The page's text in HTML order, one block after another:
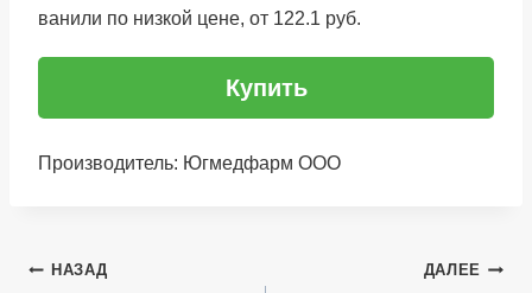
ванили по низкой цене, от 122.1 руб.
Купить
Производитель: Югмедфарм ООО
Навигация
НАЗАД ДАЛЕЕ